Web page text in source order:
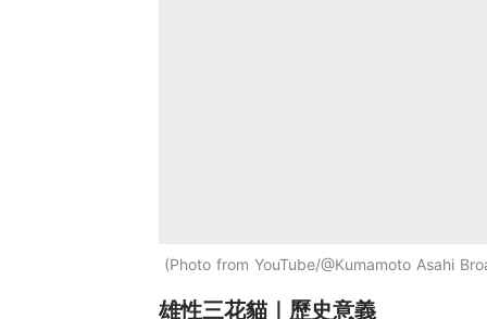
Photo from YouTube/@Kumamoto Asahi
雄性三花貓｜歷史意義